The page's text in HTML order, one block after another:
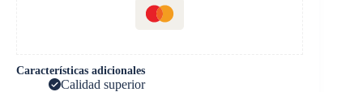
Características adicionales
Calidad superior